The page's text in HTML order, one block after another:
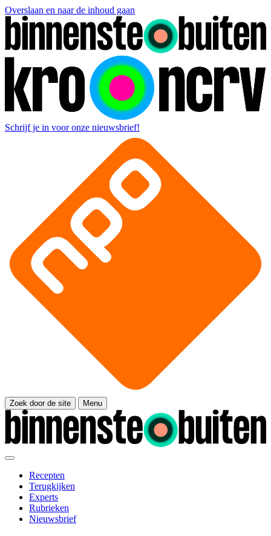
Overslaan en naar de inhoud gaan
Schrijf je in voor onze nieuwsbrief!
Zoek door de site Menu
Recepten
Terugkijken
Experts
Rubrieken
Nieuwsbrief